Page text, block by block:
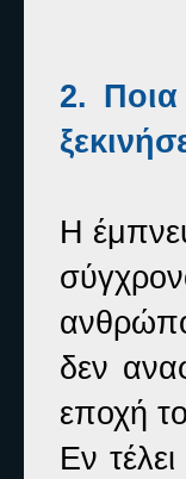
2.
Η
δεν
εποχή
Εν